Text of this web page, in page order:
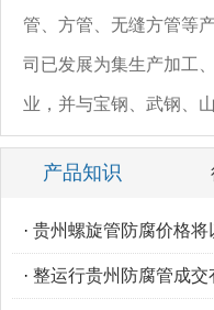
管、方管、无缝方管等
司已发展为集生产加工
业，并与宝钢、武钢、
产品知识
· 贵州螺旋管防腐价格
· 整运行贵州防腐管成交